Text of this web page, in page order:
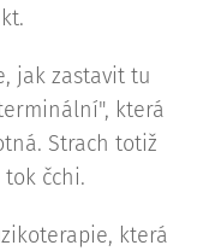
jak zastavit tu
která
Strach totiž
čchi.
která